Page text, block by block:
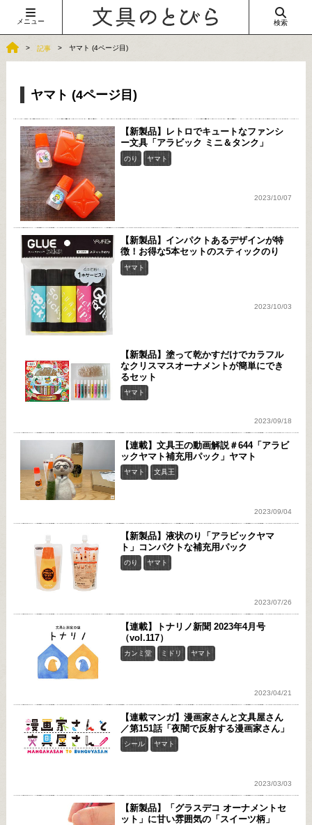
メニュー 検索
記事 ヤマト (4ページ目)
ヤマト (4ページ目)
【新製品】レトロでキュートなファンシ
ー文具「アラビック ミニ＆タンク」
のり ヤマト
2023/10/07
【新製品】インパクトあるデザインが特
徴！お得な5本セットのスティックのり
ヤマト
2023/10/03
【新製品】塗って乾かすだけでカラフル
なクリスマスオーナメントが簡単にでき
るセット
ヤマト
2023/09/18
【連載】文具王の動画解説＃644「アラビ
ックヤマト補充用パック」ヤマト
ヤマト 文具王
2023/09/04
【新製品】液状のり「アラビックヤマ
ト」コンパクトな補充用パック
のり ヤマト
2023/07/26
【連載】トナリノ新聞 2023年4月号
（vol.117）
カンミ堂 ミドリ ヤマト
2023/04/21
【連載マンガ】漫画家さんと文具屋さん
／第151話「夜闇で反射する漫画家さん」
シール ヤマト
2023/03/03
【新製品】「グラスデコ オーナメントセ
ット」に甘い雰囲気の「スイーツ柄」